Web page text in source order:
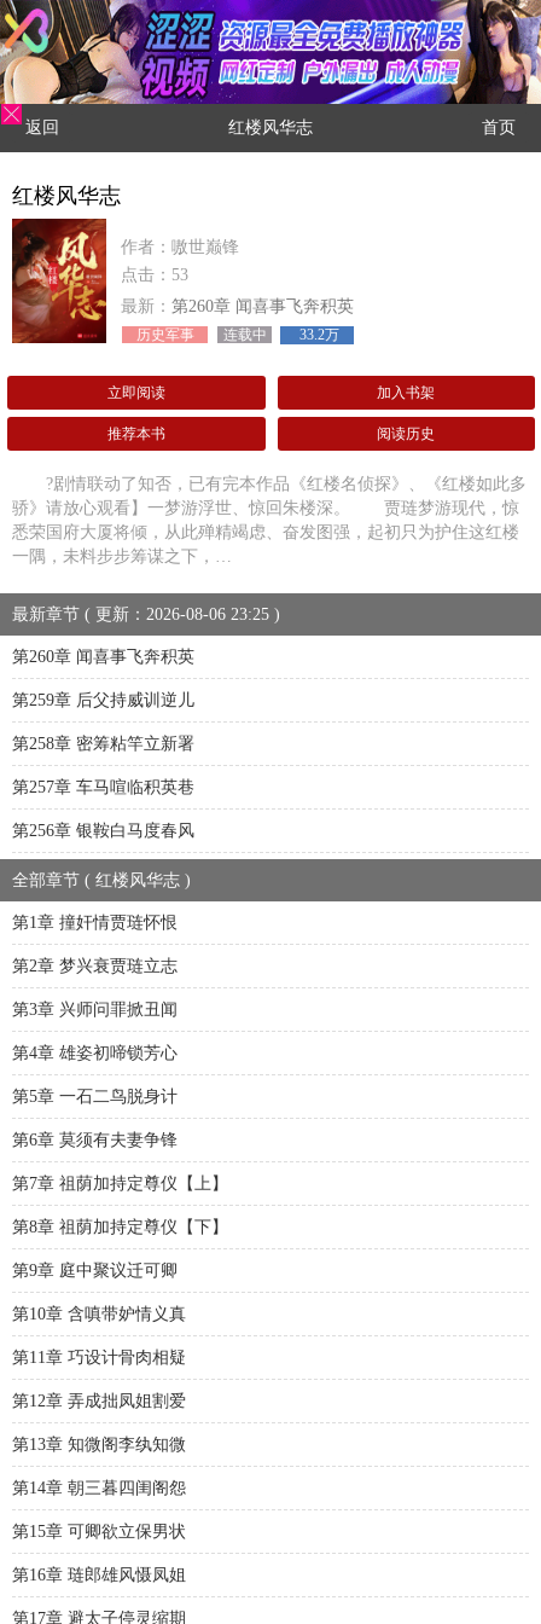
返回 红楼风华志 首页
红楼风华志
作者：嗷世巅锋
点击：53
最新： 第260章 闻喜事飞奔积英
历史军事 连载中 33.2万
立即阅读 加入书架
推荐本书 阅读历史
?剧情联动了知否，已有完本作品《红楼名侦探》、《红楼如此多
骄》请放心观看】一梦游浮世、惊回朱楼深。 贾琏梦游现代，惊
悉荣国府大厦将倾，从此殚精竭虑、奋发图强，起初只为护住这红楼
一隅，未料步步筹谋之下，…
最新章节 ( 更新：2026-08-06 23:25 )
第260章 闻喜事飞奔积英
第259章 后父持威训逆儿
第258章 密筹粘竿立新署
第257章 车马喧临积英巷
第256章 银鞍白马度春风
全部章节 ( 红楼风华志 )
第1章 撞奸情贾琏怀恨
第2章 梦兴衰贾琏立志
第3章 兴师问罪掀丑闻
第4章 雄姿初啼锁芳心
第5章 一石二鸟脱身计
第6章 莫须有夫妻争锋
第7章 祖荫加持定尊仪【上】
第8章 祖荫加持定尊仪【下】
第9章 庭中聚议迁可卿
第10章 含嗔带妒情义真
第11章 巧设计骨肉相疑
第12章 弄成拙凤姐割爱
第13章 知微阁李纨知微
第14章 朝三暮四闺阁怨
第15章 可卿欲立保男状
第16章 琏郎雄风慑凤姐
第17章 避太子停灵缩期